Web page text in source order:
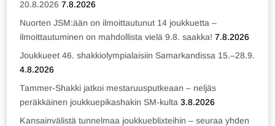
20.8.2026 7.8.2026
Nuorten JSM:ään on ilmoittautunut 14 joukkuetta –
ilmoittautuminen on mahdollista vielä 9.8. saakka! 7.8.2026
Joukkueet 46. shakkiolympialaisiin Samarkandissa 15.–28.9.
4.8.2026
Tammer-Shakki jatkoi mestaruusputkeaan – neljäs
peräkkäinen joukkuepikashakin SM-kulta 3.8.2026
Kansainvälistä tunnelmaa joukkueblixteihin – seuraa yhden